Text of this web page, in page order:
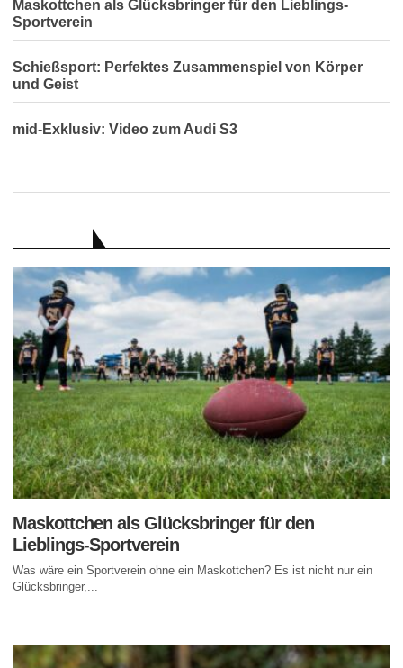
Maskottchen als Glücksbringer für den Lieblings-
Sportverein
Schießsport: Perfektes Zusammenspiel von Körper
und Geist
mid-Exklusiv: Video zum Audi S3
Maskottchen als Glücksbringer für den
Lieblings-Sportverein
Was wäre ein Sportverein ohne ein Maskottchen? Es ist nicht nur ein
Glücksbringer,...